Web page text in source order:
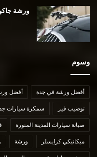
ورشة
وسوم
أفضل ورشة في جدة أفضل
توضيب قير سمكرة سيارات
صيانة سيارات المدينة المنورة
ميكانيكي كرايسلر ورشة